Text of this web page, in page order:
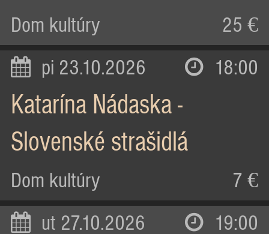
Dom kultúry 25 €
pi 23.10.2026 18:00
Katarína Nádaska -
Slovenské strašidlá
Dom kultúry 7 €
ut 27.10.2026 19:00